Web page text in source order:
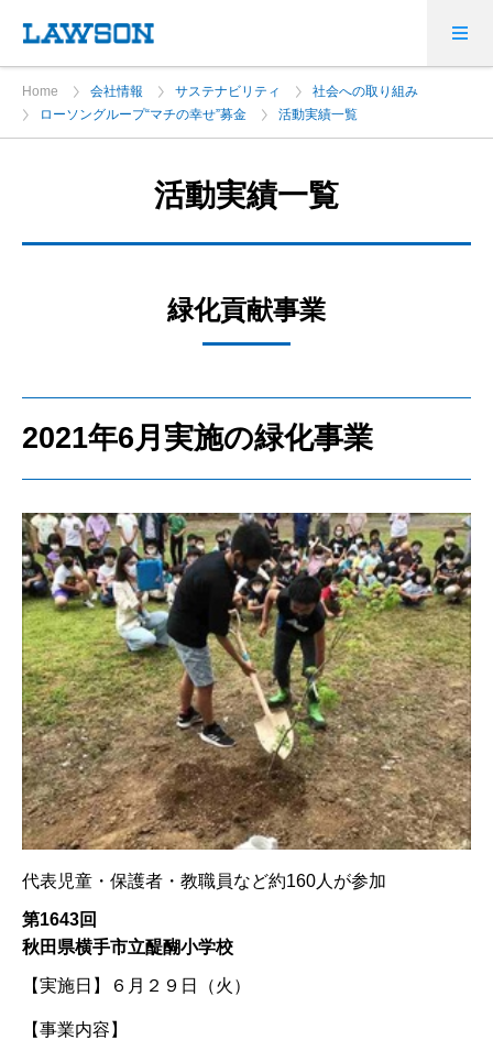
Home 会社情報 サステナビリティ
社会への取り組み
ローソングループ“マチの幸せ”募金
活動実績一覧
活動実績一覧
緑化貢献事業
2021年6月実施の緑化事業
代表児童・保護者・教職員など約160人が参加
第1643回
秋田県横手市立醍醐小学校
【実施日】 ６月２９日（火）
【事業内容】